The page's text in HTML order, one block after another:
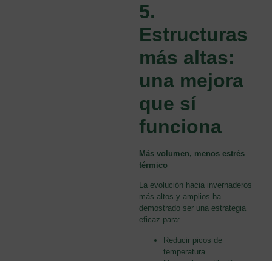
5.
Estructuras
más altas:
una mejora
que sí
funciona
Más volumen, menos estrés
térmico
La evolución hacia invernaderos
más altos y amplios ha
demostrado ser una estrategia
eficaz para:
Reducir picos de
temperatura